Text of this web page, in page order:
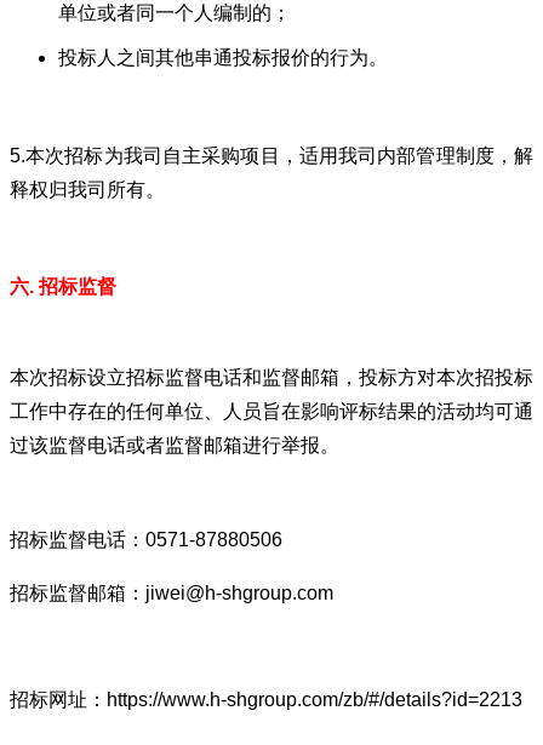
单位或者同一个人编制的；
投标人之间其他串通投标报价的行为。
5.本次招标为我司自主采购项目，适用我司内部管理制度，解
释权归我司所有。
六. 招标监督
本次招标设立招标监督电话和监督邮箱，投标方对本次招投标
工作中存在的任何单位、人员旨在影响评标结果的活动均可通
过该监督电话或者监督邮箱进行举报。
招标监督电话：0571-87880506
招标监督邮箱：jiwei@h-shgroup.com
招标网址：https://www.h-shgroup.com/zb/#/details?id=2213